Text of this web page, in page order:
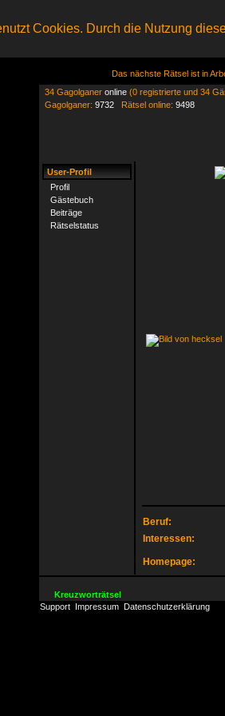
Cookies. Durch die Nutzung
Das nächste Rätsel ist in
34 Gagolganer online (0 registrierte und 34
Gagolganer: 9732 Rätsel online: 9498
User-Profil
Profil
Gästebuch
Beiträge
Rätselstatus
Beruf:
Interessen:
Homepage:
Kreuzworträtsel
Support Impressum Datenschutzerklärung